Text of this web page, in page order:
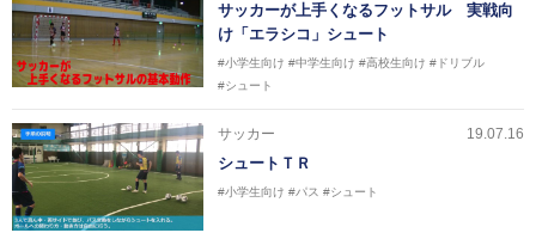
サッカーが上手くなるフットサル 実戦向
け「エラシコ」シュート
#小学生向け #中学生向け #高校生向け #ドリブル
#シュート
サッカー 19.07.16
シュートＴＲ
#小学生向け #パス #シュート